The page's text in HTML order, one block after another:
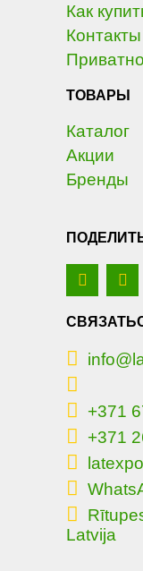
Как
Контакты
ТОВАРЫ
Каталог
Акции
Бренды
+371
+371
Latvija